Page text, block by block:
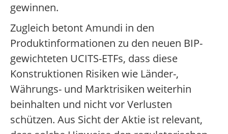
gewinnen.
Zugleich betont Amundi in den
Produktinformationen zu den neuen BIP-
gewichteten UCITS-ETFs, dass diese
Konstruktionen Risiken wie Länder-,
Währungs- und Marktrisiken weiterhin
beinhalten und nicht vor Verlusten
schützen. Aus Sicht der Aktie ist relevant,